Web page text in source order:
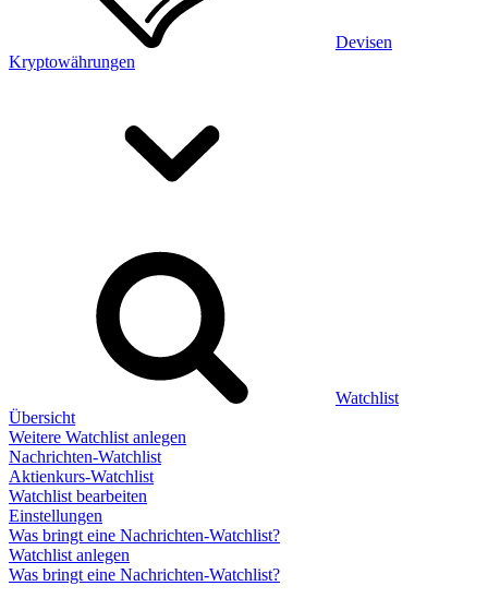
Devisen
Kryptowährungen
Watchlist
Übersicht
Weitere Watchlist anlegen
Nachrichten-Watchlist
Aktienkurs-Watchlist
Watchlist bearbeiten
Einstellungen
Was bringt eine Nachrichten-Watchlist?
Watchlist anlegen
Was bringt eine Nachrichten-Watchlist?